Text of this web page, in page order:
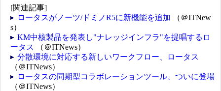
[関連記事]
ロータスがノーツ/ドミノR5に新機能を追加 （＠ITNew
s）
KM中核製品を発表し"ナレッジインフラ"を提唱するロ
ータス
（＠ITNews）
分散環境に対応する新しいワークフロー、ロータス
（＠ITNews）
ロータスの同期型コラボレーションツール、ついに登場
（＠ITNews）